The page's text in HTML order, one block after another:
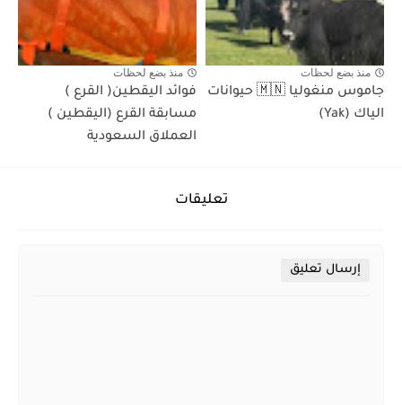
منذ بضع لحظات
جاموس منغوليا 🇲🇳 حيوانات
الياك (Yak)
منذ بضع لحظات
فوائد اليقطين( القرع )
مسابقة القرع (اليقطين )
العملاق السعودية
تعليقات
إرسال تعليق